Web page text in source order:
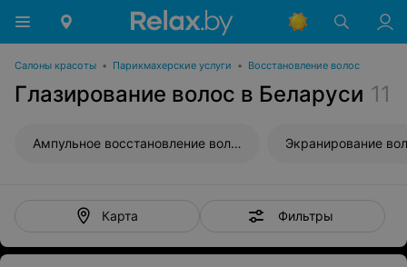
Салоны красоты • Парикмахерские услуги • Восстановление волос
Глазирование волос в Беларуси 11
Ампульное восстановление волос Экранирование
Карта Фильтры